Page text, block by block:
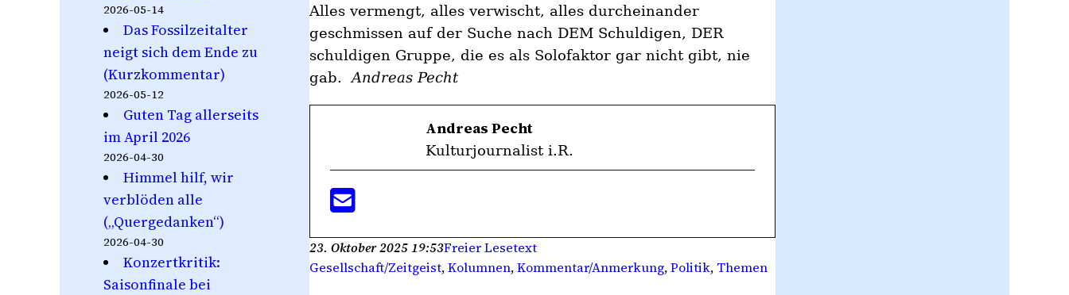
2026-05-14
Das Fossilzeitalter
neigt sich dem Ende zu
(Kurzkommentar)
2026-05-12
Guten Tag allerseits
im April 2026
2026-04-30
Himmel hilf, wir
verblöden alle
(„Quergedanken“)
2026-04-30
Konzertkritik:
Saisonfinale bei
Alles vermengt, alles verwischt, alles durcheinander
geschmissen auf der Suche nach DEM Schuldigen, DER
schuldigen Gruppe, die es als Solofaktor gar nicht gibt, nie
gab. Andreas Pecht
Andreas Pecht
Kulturjournalist i.R.
23. Oktober 2025 19:53Freier Lesetext
Gesellschaft/Zeitgeist, Kolumnen, Kommentar/Anmerkung, Politik, Themen